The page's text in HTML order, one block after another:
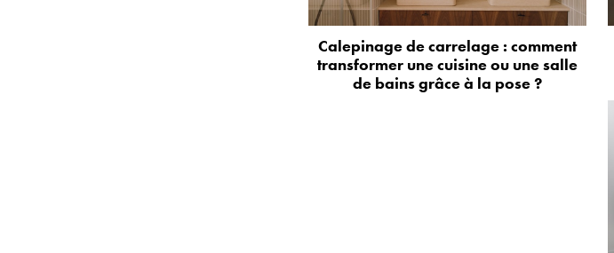
Calepinage de carrelage : comment
transformer une cuisine ou une salle
de bains grâce à la pose ?